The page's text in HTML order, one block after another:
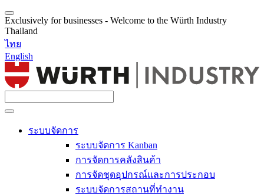
Exclusively for businesses - Welcome to the Würth Industry
Thailand
ไทย
English
ระบบจัดการ
ระบบจัดการ Kanban
การจัดการคลังสินค้า
การจัดชุดอุปกรณ์และการประกอบ
ระบบจัดการสถานที่ทำงาน